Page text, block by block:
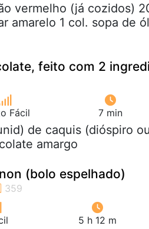
vermelho (já cozidos)
amarelo 1 col. sopa de
feito com 2
Fácil 7 min
de caquis (dióspiro
amargo
(bolo espelhado)
5 h 12 m